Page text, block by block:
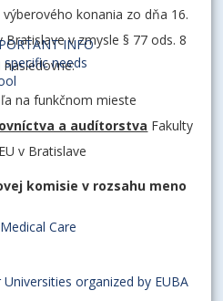
INFO
needs
Care
organized by EUBA
konania zo dňa 16.
Bratislave v zmysle § 77 ods. 8
na funkčnom mieste
a audítorstva Fakulty
v Bratislave
komisie v rozsahu meno